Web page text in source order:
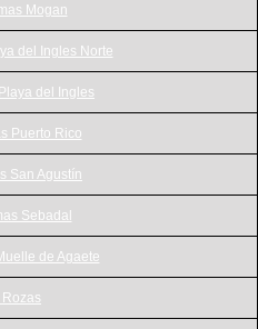
Mogan
del Ingles Norte
del Ingles
Puerto Rico
San Agustín
Sebadal
de Agaete
Rozas